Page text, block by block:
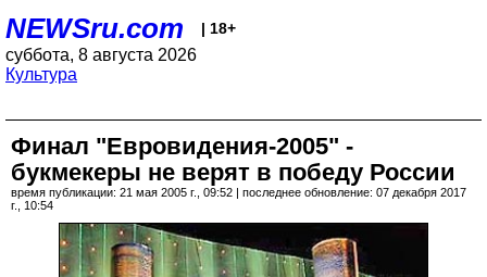
NEWSru.com | 18+
суббота, 8 августа 2026
Культура
Финал "Евровидения-2005" -
букмекеры не верят в победу России
время публикации: 21 мая 2005 г., 09:52 | последнее обновление: 07 декабря 2017
г., 10:54